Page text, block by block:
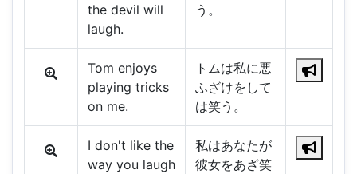
the devil will
laugh.
う。
Tom enjoys
playing tricks
on me.
トムは私に悪
ふざけをして
は笑う。
I don't like the
way you laugh
私はあなたが
彼女をあざ笑